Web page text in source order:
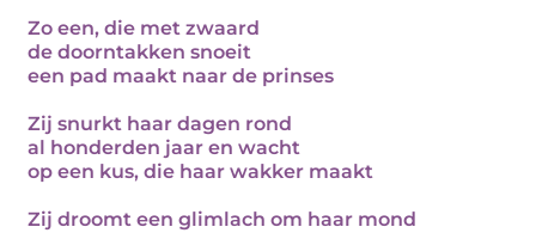
Zo een, die met zwaard
de doorntakken snoeit
een pad maakt naar de prinses
Zij snurkt haar dagen rond
al honderden jaar en wacht
op een kus, die haar wakker maakt
Zij droomt een glimlach om haar mond